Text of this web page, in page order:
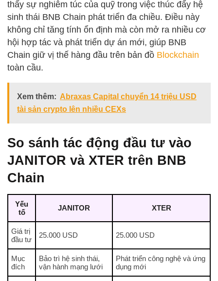
thấy sự nghiêm túc của quỹ trong việc thúc đẩy hệ
sinh thái BNB Chain phát triển đa chiều. Điều này
không chỉ tăng tính ổn định mà còn mở ra nhiều cơ
hội hợp tác và phát triển dự án mới, giúp BNB
Chain giữ vị thế hàng đầu trên bản đồ Blockchain
toàn cầu.
Xem thêm: Abraxas Capital chuyển 14 triệu USD
tài sản crypto lên nhiều CEXs
So sánh tác động đầu tư vào
JANITOR và XTER trên BNB
Chain
Yếu
tố
JANITOR XTER
Giá trị
đầu tư
25.000 USD 25.000 USD
Mục
đích
Bảo trì hệ sinh thái,
vận hành mạng lưới
Phát triển công nghệ và ứng
dụng mới